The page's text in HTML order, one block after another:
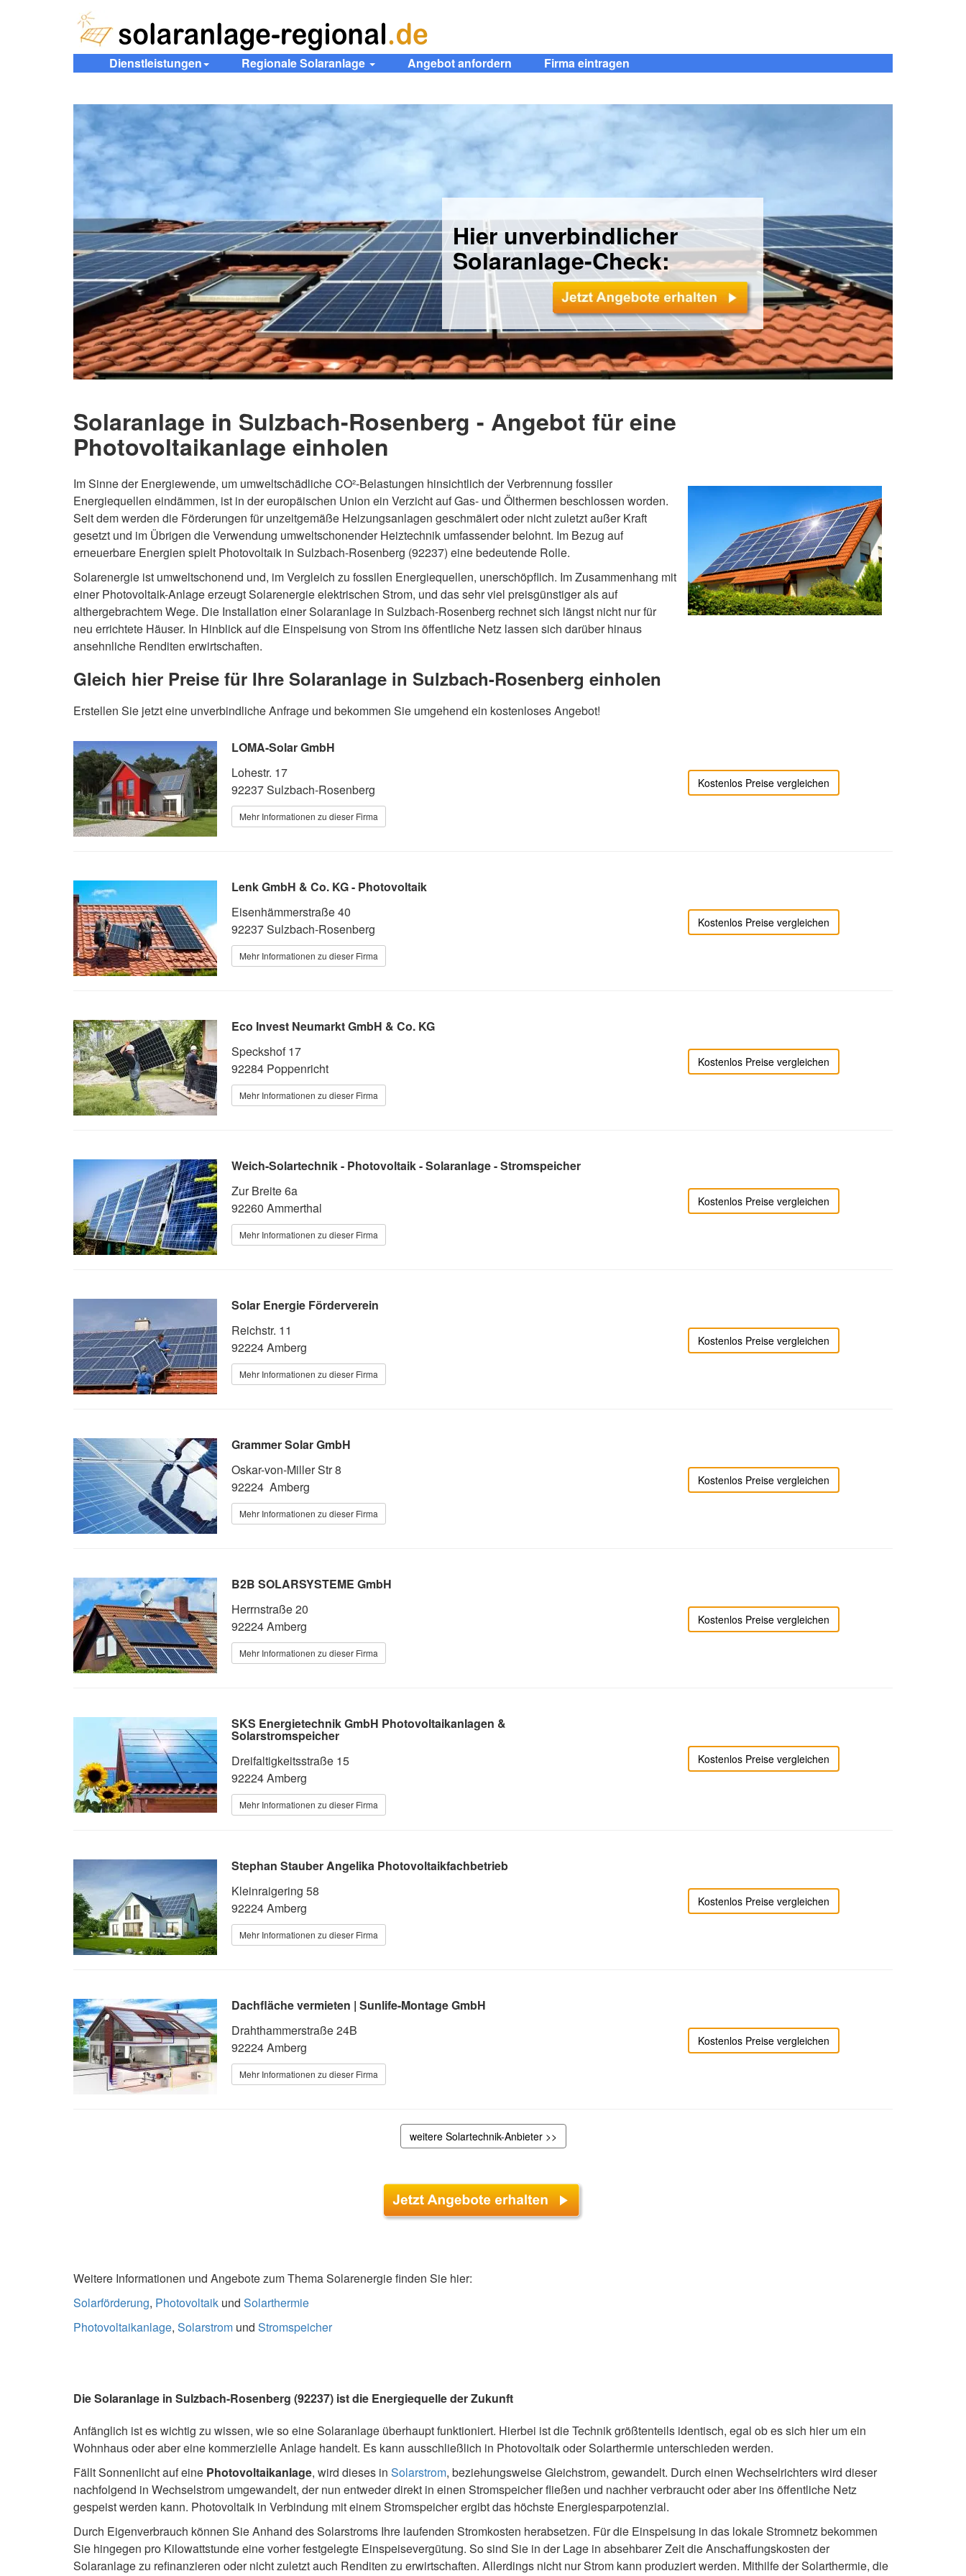
Dienstleistungen Regionale Solaranlage Angebot anfordern Firma eintragen
Hier unverbindlicher
Solaranlage-Check:
Solaranlage in Sulzbach-Rosenberg - Angebot für eine
Photovoltaikanlage einholen
Im Sinne der Energiewende, um umweltschädliche CO²-Belastungen hinsichtlich der Verbrennung fossiler
Energiequellen eindämmen, ist in der europäischen Union ein Verzicht auf Gas- und Ölthermen beschlossen worden.
Seit dem werden die Förderungen für unzeitgemäße Heizungsanlagen geschmälert oder nicht zuletzt außer Kraft
gesetzt und im Übrigen die Verwendung umweltschonender Heiztechnik umfassender belohnt. Im Bezug auf
erneuerbare Energien spielt Photovoltaik in Sulzbach-Rosenberg (92237) eine bedeutende Rolle.
Solarenergie ist umweltschonend und, im Vergleich zu fossilen Energiequellen, unerschöpflich. Im Zusammenhang mit
einer Photovoltaik-Anlage erzeugt Solarenergie elektrischen Strom, und das sehr viel preisgünstiger als auf
althergebrachtem Wege. Die Installation einer Solaranlage in Sulzbach-Rosenberg rechnet sich längst nicht nur für
neu errichtete Häuser. In Hinblick auf die Einspeisung von Strom ins öffentliche Netz lassen sich darüber hinaus
ansehnliche Renditen erwirtschaften.
Gleich hier Preise für Ihre Solaranlage in Sulzbach-Rosenberg einholen
Erstellen Sie jetzt eine unverbindliche Anfrage und bekommen Sie umgehend ein kostenloses Angebot!
LOMA-Solar GmbH
Lohestr. 17
92237 Sulzbach-Rosenberg
Mehr Informationen zu dieser Firma
Kostenlos Preise vergleichen
Lenk GmbH & Co. KG - Photovoltaik
Eisenhämmerstraße 40
92237 Sulzbach-Rosenberg
Mehr Informationen zu dieser Firma
Kostenlos Preise vergleichen
Eco Invest Neumarkt GmbH & Co. KG
Speckshof 17
92284 Poppenricht
Mehr Informationen zu dieser Firma
Kostenlos Preise vergleichen
Weich-Solartechnik - Photovoltaik - Solaranlage - Stromspeicher
Zur Breite 6a
92260 Ammerthal
Mehr Informationen zu dieser Firma
Kostenlos Preise vergleichen
Solar Energie Förderverein
Reichstr. 11
92224 Amberg
Mehr Informationen zu dieser Firma
Kostenlos Preise vergleichen
Grammer Solar GmbH
Oskar-von-Miller Str 8
92224 Amberg
Mehr Informationen zu dieser Firma
Kostenlos Preise vergleichen
B2B SOLARSYSTEME GmbH
Herrnstraße 20
92224 Amberg
Mehr Informationen zu dieser Firma
Kostenlos Preise vergleichen
SKS Energietechnik GmbH Photovoltaikanlagen &
Solarstromspeicher
Dreifaltigkeitsstraße 15
92224 Amberg
Mehr Informationen zu dieser Firma
Kostenlos Preise vergleichen
Stephan Stauber Angelika Photovoltaikfachbetrieb
Kleinraigering 58
92224 Amberg
Mehr Informationen zu dieser Firma
Kostenlos Preise vergleichen
Dachfläche vermieten | Sunlife-Montage GmbH
Drahthammerstraße 24B
92224 Amberg
Mehr Informationen zu dieser Firma
Kostenlos Preise vergleichen
weitere Solartechnik-Anbieter >>
Weitere Informationen und Angebote zum Thema Solarenergie finden Sie hier:
Solarförderung, Photovoltaik und Solarthermie
Photovoltaikanlage, Solarstrom und Stromspeicher
Die Solaranlage in Sulzbach-Rosenberg (92237) ist die Energiequelle der Zukunft
Anfänglich ist es wichtig zu wissen, wie so eine Solaranlage überhaupt funktioniert. Hierbei ist die Technik größtenteils identisch, egal ob es sich hier um ein
Wohnhaus oder aber eine kommerzielle Anlage handelt. Es kann ausschließlich in Photovoltaik oder Solarthermie unterschieden werden.
Fällt Sonnenlicht auf eine Photovoltaikanlage, wird dieses in Solarstrom, beziehungsweise Gleichstrom, gewandelt. Durch einen Wechselrichters wird dieser
nachfolgend in Wechselstrom umgewandelt, der nun entweder direkt in einen Stromspeicher fließen und nachher verbraucht oder aber ins öffentliche Netz
gespeist werden kann. Photovoltaik in Verbindung mit einem Stromspeicher ergibt das höchste Energiesparpotenzial.
Durch Eigenverbrauch können Sie Anhand des Solarstroms Ihre laufenden Stromkosten herabsetzen. Für die Einspeisung in das lokale Stromnetz bekommen
Sie hingegen pro Kilowattstunde eine vorher festgelegte Einspeisevergütung. So sind Sie in der Lage in absehbarer Zeit die Anschaffungskosten der
Solaranlage zu refinanzieren oder nicht zuletzt auch Renditen zu erwirtschaften. Allerdings nicht nur Strom kann produziert werden. Mithilfe der Solarthermie, die